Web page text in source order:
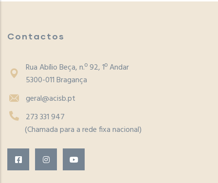
Contactos
Rua Abílio Beça, n.º 92, 1º Andar
5300-011 Bragança
geral@acisb.pt
273 331 947
(Chamada para a rede fixa nacional)